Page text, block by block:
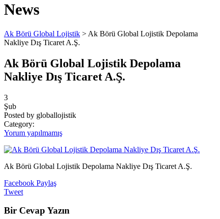
News
Ak Börü Global Lojistik > Ak Börü Global Lojistik Depolama
Nakliye Dış Ticaret A.Ş.
Ak Börü Global Lojistik Depolama
Nakliye Dış Ticaret A.Ş.
3
Şub
Posted by globallojistik
Category:
Yorum yapılmamış
Ak Börü Global Lojistik Depolama Nakliye Dış Ticaret A.Ş.
Facebook Paylaş
Tweet
Bir Cevap Yazın